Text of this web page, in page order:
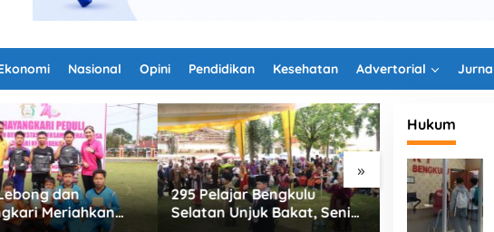
Nasional Opini Pendidikan Kesehatan Advertorial
»
Bengkulu
Unjuk Bakat, Seni
BPS Bengkulu Tengah Ajak
Masyarakat Kenal Lebih
Jelang
Bengkulu
Hukum